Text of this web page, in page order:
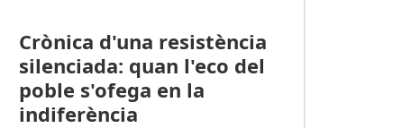
Crònica d'una resistència
silenciada: quan l'eco del
poble s'ofega en la
indiferència